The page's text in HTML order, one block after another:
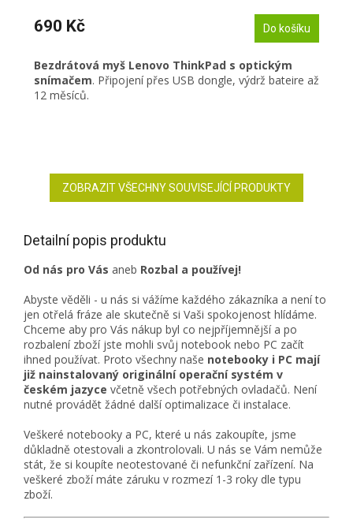
690 Kč Do košíku
Bezdrátová myš Lenovo ThinkPad s optickým
snímačem. Připojení přes USB dongle, výdrž bateire až
12 měsíců.
ZOBRAZIT VŠECHNY SOUVISEJÍCÍ PRODUKTY
Detailní popis produktu
Od nás pro Vás aneb Rozbal a používej!
Abyste věděli - u nás si vážíme každého zákazníka a není to
jen otřelá fráze ale skutečně si Vaši spokojenost hlídáme.
Chceme aby pro Vás nákup byl co nejpříjemnější a po
rozbalení zboží jste mohli svůj notebook nebo PC začít
ihned používat. Proto všechny naše notebooky i PC mají
již nainstalovaný originální operační systém v
českém jazyce včetně všech potřebných ovladačů. Není
nutné provádět žádné další optimalizace či instalace.
Veškeré notebooky a PC, které u nás zakoupíte, jsme
důkladně otestovali a zkontrolovali. U nás se Vám nemůže
stát, že si koupíte neotestované či nefunkční zařízení. Na
veškeré zboží máte záruku v rozmezí 1-3 roky dle typu
zboží.